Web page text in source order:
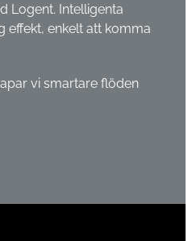
Logent. Intelligenta
effekt, enkelt att komma
vi smartare flöden